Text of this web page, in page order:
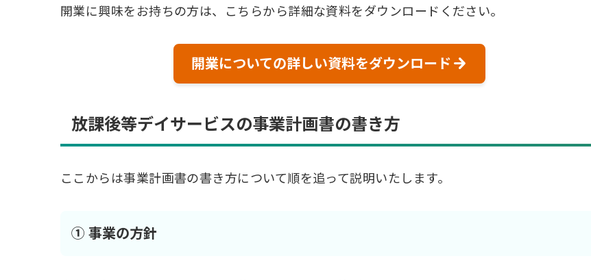
開業に興味をお持ちの方は、こちらから詳細な資料をダウンロードください。
開業についての詳しい資料をダウンロード
放課後等デイサービスの事業計画書の書き方
ここからは事業計画書の書き方について順を追って説明いたします。
① 事業の方針